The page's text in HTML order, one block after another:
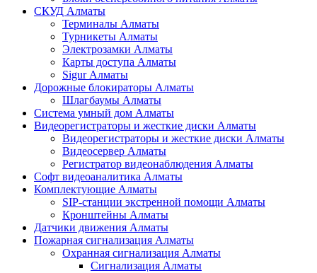
СКУД Алматы
Терминалы Алматы
Турникеты Алматы
Электрозамки Алматы
Карты доступа Алматы
Sigur Алматы
Дорожные блокираторы Алматы
Шлагбаумы Алматы
Система умный дом Алматы
Видеорегистраторы и жесткие диски Алматы
Видеорегистраторы и жесткие диски Алматы
Видеосервер Алматы
Регистратор видеонаблюдения Алматы
Софт видеоаналитика Алматы
Комплектующие Алматы
SIP-станции экстренной помощи Алматы
Кронштейны Алматы
Датчики движения Алматы
Пожарная сигнализация Алматы
Охранная сигнализация Алматы
Сигнализация Алматы